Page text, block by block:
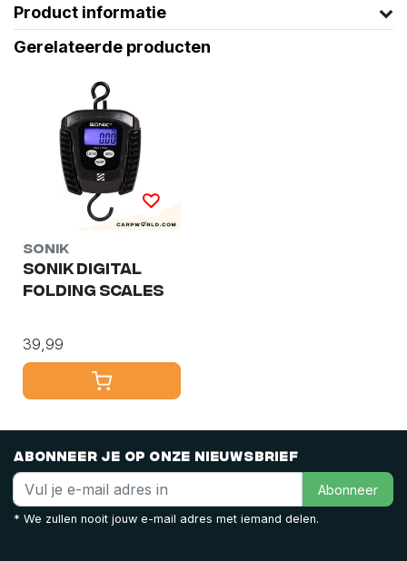
Product informatie
Gerelateerde producten
Sonik
Sonik Digital
Folding Scales
39,99
Abonneer je op onze nieuwsbrief
Abonneer
* We zullen nooit jouw e-mail adres met iemand delen.